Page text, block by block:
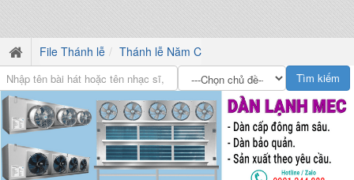
File Thánh lễ Thánh lễ Năm C